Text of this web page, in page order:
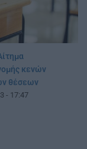
κενών
θέσεων
- 17:47